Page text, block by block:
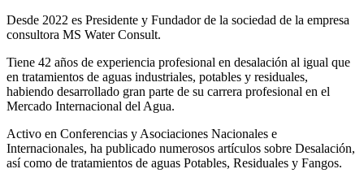
Desde 2022 es Presidente y Fundador de la sociedad de la empresa
consultora MS Water Consult.
Tiene 42 años de experiencia profesional en desalación al igual que
en tratamientos de aguas industriales, potables y residuales,
habiendo desarrollado gran parte de su carrera profesional en el
Mercado Internacional del Agua.
Activo en Conferencias y Asociaciones Nacionales e
Internacionales, ha publicado numerosos artículos sobre Desalación,
así como de tratamientos de aguas Potables, Residuales y Fangos.